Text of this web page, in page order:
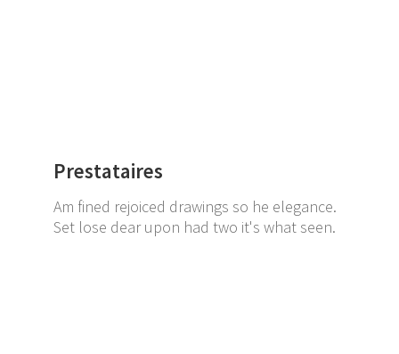
Prestataires
Am fined rejoiced drawings so he elegance.
Set lose dear upon had two it's what seen.